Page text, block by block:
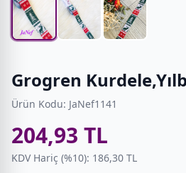
Grogren
Ürün Kodu: JaNef1141
204,93 TL
KDV Hariç (%10): 186,30 TL